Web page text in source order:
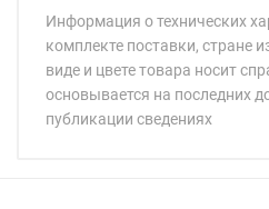
Информация о технических
комплекте поставки, стране
виде и цвете товара носит
основывается на последних
публикации сведениях